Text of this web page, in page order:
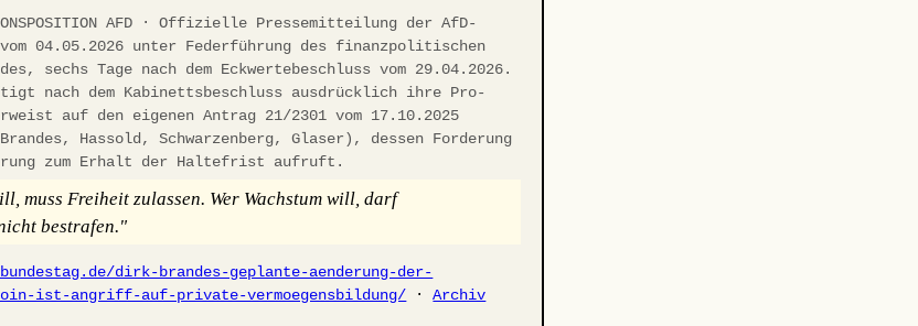
AFD · Offizielle Pressemitteilung der AfD-
04.05.2026 unter Federführung des finanzpolitischen
sechs Tage nach dem Eckwertebeschluss vom 29.04.2026.
nach dem Kabinettsbeschluss ausdrücklich ihre Pro-
auf den eigenen Antrag 21/2301 vom 17.10.2025
Hassold, Schwarzenberg, Glaser), dessen Forderung
zum Erhalt der Haltefrist aufruft.
muss Freiheit zulassen. Wer Wachstum will, darf
bestrafen."
dirk-brandes-geplante-aenderung-der-
ist-angriff-auf-private-vermoegensbildung/ ·Archiv